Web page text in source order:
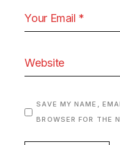
SAVE MY NAME,
BROWSER FOR THE